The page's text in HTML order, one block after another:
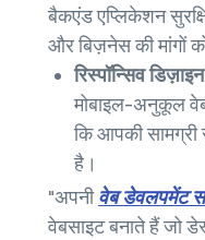
बैकएंड एप्लिकेशन
और बिज़नेस की मांगों
रिस्पॉन्सिव
मोबाइल-अनुकूल
कि आपकी सामग्री
है।
"अपनीवेब डेवलपमेंट
वेबसाइट बनाते हैं जो